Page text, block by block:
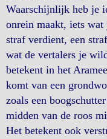
Waarschijnlijk heb je
onrein maakt, iets
straf verdient, een
wat de vertalers je
betekent in het
komt van een
zoals een
midden van de roos
Het betekent ook